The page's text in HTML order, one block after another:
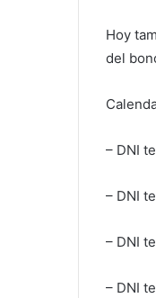
Hoy
del
– DNI
– DNI
– DNI
– DNI